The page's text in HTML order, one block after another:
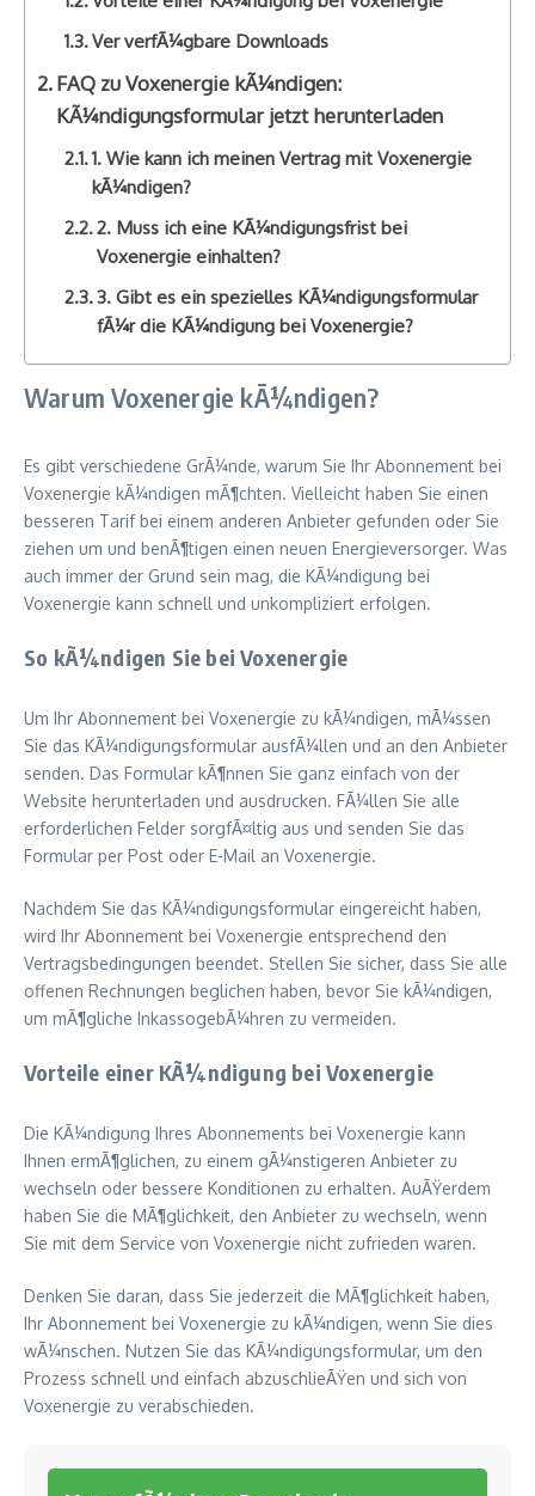
Ver verfÃ¼gbare Downloads
FAQ zu Voxenergie kÃ¼ndigen:
KÃ¼ndigungsformular jetzt herunterladen
1. Wie kann ich meinen Vertrag mit Voxenergie
kÃ¼ndigen?
2. Muss ich eine KÃ¼ndigungsfrist bei
Voxenergie einhalten?
3. Gibt es ein spezielles KÃ¼ndigungsformular
fÃ¼r die KÃ¼ndigung bei Voxenergie?
Warum Voxenergie kÃ¼ndigen?
Es gibt verschiedene GrÃ¼nde, warum Sie Ihr Abonnement bei
Voxenergie kÃ¼ndigen mÃ¶chten. Vielleicht haben Sie einen
besseren Tarif bei einem anderen Anbieter gefunden oder Sie
ziehen um und benÃ¶tigen einen neuen Energieversorger. Was
auch immer der Grund sein mag, die KÃ¼ndigung bei
Voxenergie kann schnell und unkompliziert erfolgen.
So kÃ¼ndigen Sie bei Voxenergie
Um Ihr Abonnement bei Voxenergie zu kÃ¼ndigen, mÃ¼ssen
Sie das KÃ¼ndigungsformular ausfÃ¼llen und an den Anbieter
senden. Das Formular kÃ¶nnen Sie ganz einfach von der
Website herunterladen und ausdrucken. FÃ¼llen Sie alle
erforderlichen Felder sorgfÃ¤ltig aus und senden Sie das
Formular per Post oder E-Mail an Voxenergie.
Nachdem Sie das KÃ¼ndigungsformular eingereicht haben,
wird Ihr Abonnement bei Voxenergie entsprechend den
Vertragsbedingungen beendet. Stellen Sie sicher, dass Sie alle
offenen Rechnungen beglichen haben, bevor Sie kÃ¼ndigen,
um mÃ¶gliche InkassogebÃ¼hren zu vermeiden.
Vorteile einer KÃ¼ndigung bei Voxenergie
Die KÃ¼ndigung Ihres Abonnements bei Voxenergie kann
Ihnen ermÃ¶glichen, zu einem gÃ¼nstigeren Anbieter zu
wechseln oder bessere Konditionen zu erhalten. AuÃŸerdem
haben Sie die MÃ¶glichkeit, den Anbieter zu wechseln, wenn
Sie mit dem Service von Voxenergie nicht zufrieden waren.
Denken Sie daran, dass Sie jederzeit die MÃ¶glichkeit haben,
Ihr Abonnement bei Voxenergie zu kÃ¼ndigen, wenn Sie dies
wÃ¼nschen. Nutzen Sie das KÃ¼ndigungsformular, um den
Prozess schnell und einfach abzuschlieÃŸen und sich von
Voxenergie zu verabschieden.